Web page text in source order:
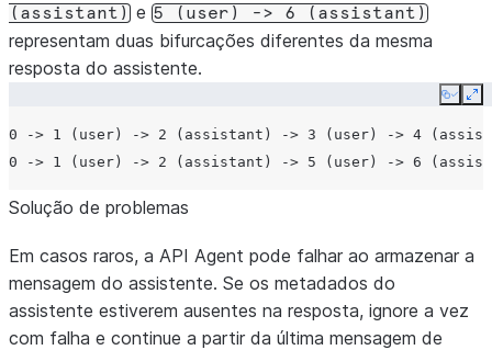
(assistant)
e 5 (user) -> 6 (assistant)
representam duas bifurcações diferentes da mesma
resposta do assistente.
Copy
0 -> 1 (user) -> 2 (assistant) -> 3 (user) -> 4
Solução de problemas
Em casos raros, a API Agent pode falhar ao armazenar a
mensagem do assistente. Se os metadados do
assistente estiverem ausentes na resposta, ignore a vez
com falha e continue a partir da última mensagem de